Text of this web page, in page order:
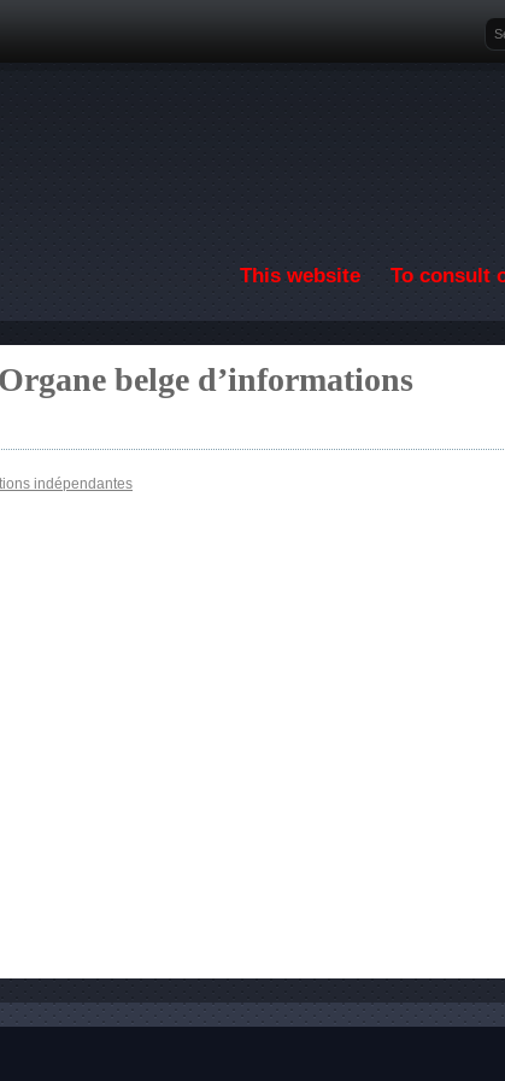
This website To consult
belge d’informations
indépendantes